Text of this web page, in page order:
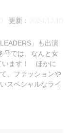
更新：2024.12.10
」も出演
号では、なんと女
います！ ほかに
、ファッションや
スペシャルなライ